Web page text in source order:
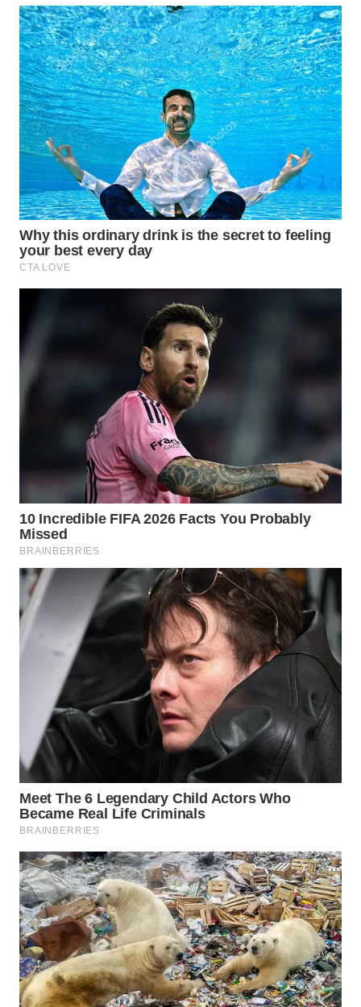
SERDANG
WN
TEBING
TINGGI
WN
PAKPAK
WN
KARAWANG
WN
BEKASI
SAMOSIR
WN
PADANG
LAWAS
SUMEDANG
WN
CIANJUR
KEPULAUAN
SERIBU
TANGERANG
WN
BINJAI
WN
CIREBON